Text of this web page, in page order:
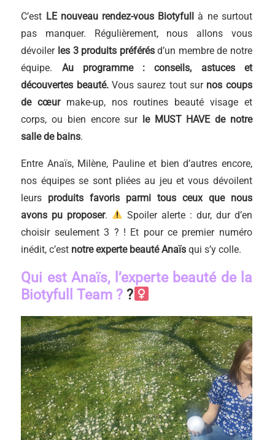
C’est LE nouveau rendez-vous Biotyfull à ne surtout
pas manquer. Régulièrement, nous allons vous
dévoiler les 3 produits préférésd’un membre de notre
équipe. Au programme : conseils, astuces et
découvertes beauté.Vous saurez tout sur nos coups
de cœurmake-up, nos routines beauté visage et
corps, ou bien encore sur le MUST HAVE de notre
salle de bains.
Entre Anaïs, Milène, Pauline et bien d’autres encore,
nos équipes se sont pliées au jeu et vous dévoilent
leurs produits favoris parmi tous ceux que nous
avons pu proposer.
Spoiler alerte : dur, dur d’en
choisir seulement 3 ? ! Et pour ce premier numéro
inédit, c’est notre experte beauté Anaïs qui s’y colle.
Qui est Anaïs, l’experte beauté de la
Biotyfull Team ? ?‍